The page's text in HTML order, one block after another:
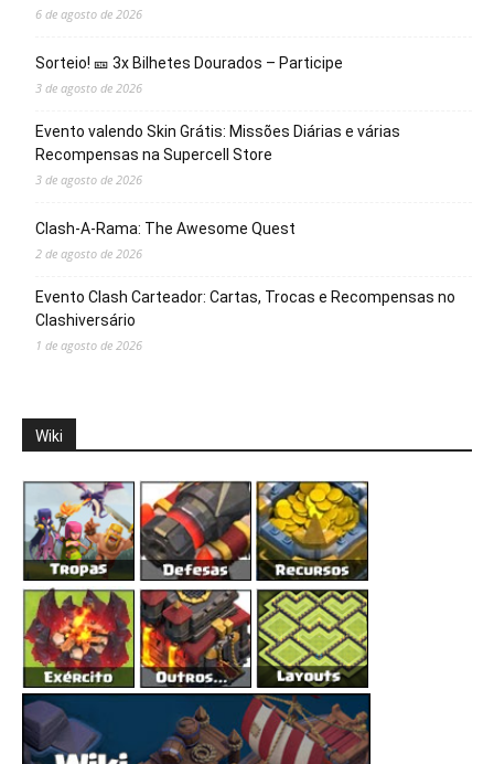
6 de agosto de 2026
Sorteio! 🎫 3x Bilhetes Dourados – Participe
3 de agosto de 2026
Evento valendo Skin Grátis: Missões Diárias e várias
Recompensas na Supercell Store
3 de agosto de 2026
Clash-A-Rama: The Awesome Quest
2 de agosto de 2026
Evento Clash Carteador: Cartas, Trocas e Recompensas no
Clashiversário
1 de agosto de 2026
Wiki